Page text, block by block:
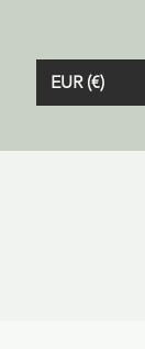
EUR (€)